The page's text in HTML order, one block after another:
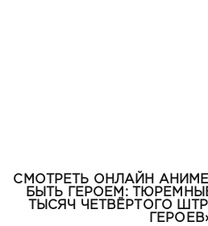
СМОТРЕТЬ ОНЛАЙН
БЫТЬ ГЕРОЕМ:
ТЫСЯЧ ЧЕТВЁРТОГО